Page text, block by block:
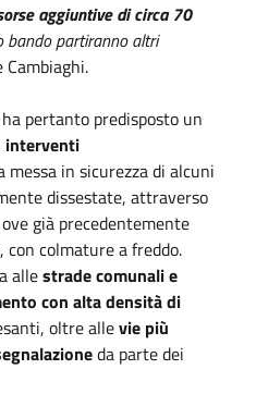
aggiuntive di circa 70
bando partiranno altri
pertanto predisposto un
interventi
in sicurezza di alcuni
dissestate, attraverso
già precedentemente
colmature a freddo.
allestrade comunali e
con alta densità di
oltre allevie più
da parte dei